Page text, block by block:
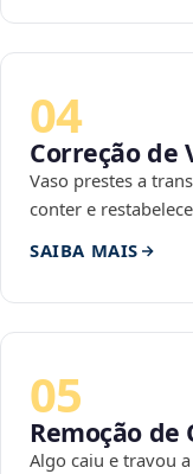
04
Correção de
Vaso prestes a
conter e
SAIBA MAIS
05
Remoção de
Algo caiu e travou